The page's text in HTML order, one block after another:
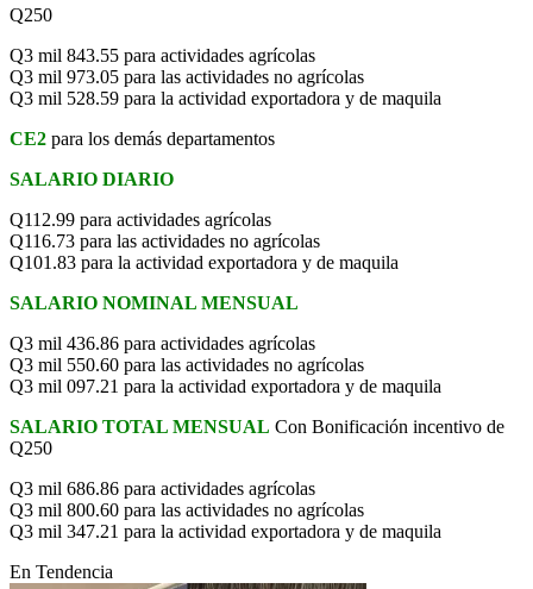
Q250
Q3 mil 843.55 para actividades agrícolas
Q3 mil 973.05 para las actividades no agrícolas
Q3 mil 528.59 para la actividad exportadora y de maquila
CE2 para los demás departamentos
SALARIO DIARIO
Q112.99 para actividades agrícolas
Q116.73 para las actividades no agrícolas
Q101.83 para la actividad exportadora y de maquila
SALARIO NOMINAL MENSUAL
Q3 mil 436.86 para actividades agrícolas
Q3 mil 550.60 para las actividades no agrícolas
Q3 mil 097.21 para la actividad exportadora y de maquila
SALARIO TOTAL MENSUAL Con Bonificación incentivo de
Q250
Q3 mil 686.86 para actividades agrícolas
Q3 mil 800.60 para las actividades no agrícolas
Q3 mil 347.21 para la actividad exportadora y de maquila
En Tendencia